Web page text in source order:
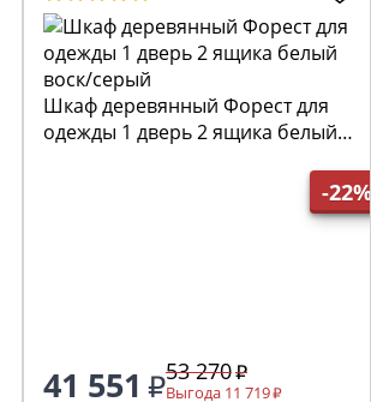
-22%
Шкаф деревянный Форест для
одежды 1 дверь 2 ящика белый
41 551 53 270
Выгода 11 719